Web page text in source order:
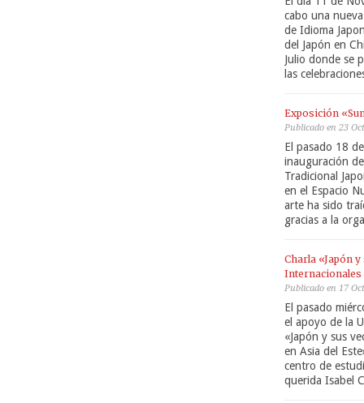
cabo una
de Idioma
del Japón en
Julio donde se
las
Exposición
Publicado en 23
El pasado 18
inauguración
Tradicional
en el Espacio
arte ha sido
gracias a la
Charla «Japón
Internacionales
Publicado en 17
El pasado
el apoyo de la
«Japón y sus
en Asia del
centro de
querida Isabel